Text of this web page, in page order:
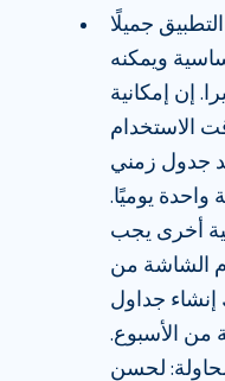
جميلًا
ويمكنه
إن إمكانية
الاستخدام
جدول زمني
واحدة يوميًا.
أخرى يجب
الشاشة من
إنشاء جداول
من الأسبوع.
لحسن